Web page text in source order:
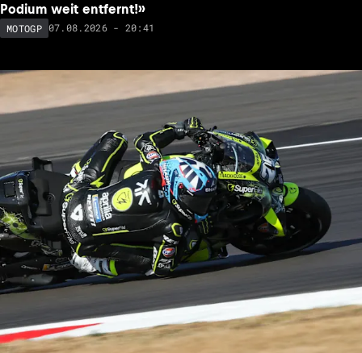
Podium weit entfernt!»
MOTOGP 07.08.2026 - 20:41